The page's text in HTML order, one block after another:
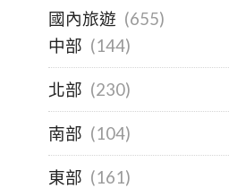
國內旅遊 (655)
中部 (144)
北部 (230)
南部 (104)
東部 (161)